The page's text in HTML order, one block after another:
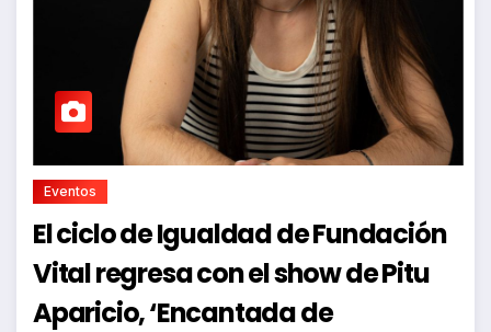
Eventos
El ciclo de Igualdad de Fundación
Vital regresa con el show de Pitu
Aparicio, ‘Encantada de